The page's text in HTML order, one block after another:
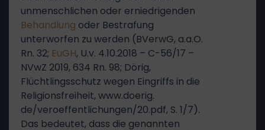
unmenschlichen oder erniedrigenden
Behandlung oder Bestrafung
unterworfen zu werden (BVerwG, a.a.O.
Rn. 32; EuGH, U.v. 4.10.2018 – C-56/17 –
NVwZ 2019, 634 Rn. 98; Dörig,
Flüchtlingsschutz wegen Eingriffs in die
Religionsfreiheit, www.doerig.
de/veroeffentlichungen/20.pdf, S. 1/7).
Das bedeutet, dass die genannten